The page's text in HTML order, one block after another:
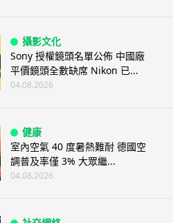
攝影文化
Sony 授權鏡頭名單公佈 中國廠
平價鏡頭全數缺席 Nikon 已...
04.08.2026
健康
室內空氣 40 度暑熱難耐 德國空
調普及率僅 3% 大眾繼...
04.08.2026